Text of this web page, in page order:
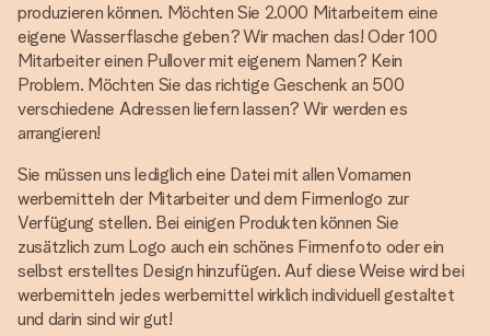
produzieren können. Möchten Sie 2.000 Mitarbeitern eine
eigene Wasserflasche geben? Wir machen das! Oder 100
Mitarbeiter einen Pullover mit eigenem Namen? Kein
Problem. Möchten Sie das richtige Geschenk an 500
verschiedene Adressen liefern lassen? Wir werden es
arrangieren!
Sie müssen uns lediglich eine Datei mit allen Vornamen
werbemitteln der Mitarbeiter und dem Firmenlogo zur
Verfügung stellen. Bei einigen Produkten können Sie
zusätzlich zum Logo auch ein schönes Firmenfoto oder ein
selbst erstelltes Design hinzufügen. Auf diese Weise wird bei
werbemitteln jedes werbemittel wirklich individuell gestaltet
und darin sind wir gut!